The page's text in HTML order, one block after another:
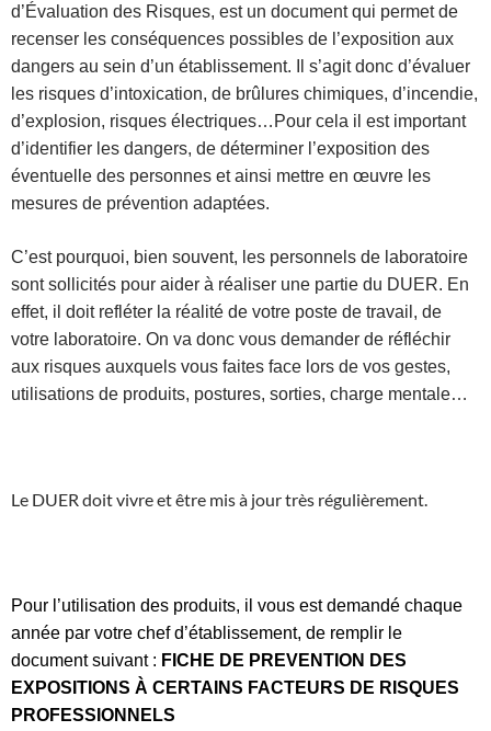
d’Évaluation des Risques, est un document qui permet de
recenser les conséquences possibles de l’exposition aux
dangers au sein d’un établissement. Il s’agit donc d’évaluer
les risques d’intoxication, de brûlures chimiques, d’incendie,
d’explosion, risques électriques…Pour cela il est important
d’identifier les dangers, de déterminer l’exposition des
éventuelle des personnes et ainsi mettre en œuvre les
mesures de prévention adaptées.
C’est pourquoi, bien souvent, les personnels de laboratoire
sont sollicités pour aider à réaliser une partie du DUER. En
effet, il doit refléter la réalité de votre poste de travail, de
votre laboratoire. On va donc vous demander de réfléchir
aux risques auxquels vous faites face lors de vos gestes,
utilisations de produits, postures, sorties, charge mentale…
Le DUER doit vivre et être mis à jour très régulièrement.
Pour l’utilisation des produits, il vous est demandé chaque
année par votre chef d’établissement, de remplir le
document suivant : FICHE DE PREVENTION DES
EXPOSITIONS À CERTAINS FACTEURS DE RISQUES
PROFESSIONNELS